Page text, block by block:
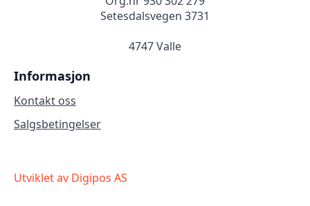
Setesdalsvegen 3731
4747 Valle
Informasjon
Kontakt oss
Salgsbetingelser
Utviklet av Digipos AS